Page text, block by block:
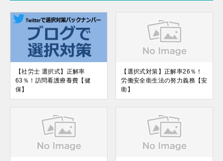
【社労士 選択式】正解率
63％！訪問看護療養費【健
保】
【選択式対策】正解率26％！
労働安全衛生法の努力義務【安
衛】